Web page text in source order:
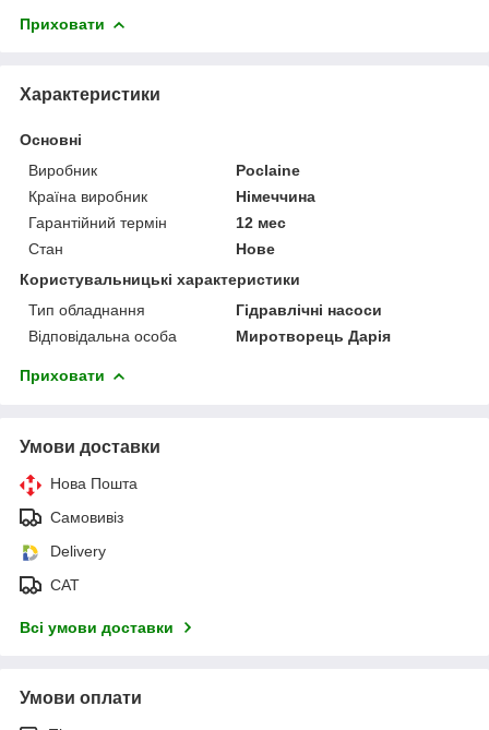
Приховати
Характеристики
Основні
Виробник
Poclaine
Країна виробник
Німеччина
Гарантійний термін
12 мес
Стан
Нове
Користувальницькі характеристики
Тип обладнання
Гідравлічні насоси
Відповідальна особа
Миротворець Дарія
Приховати
Умови доставки
Нова Пошта
Самовивіз
Delivery
САТ
Всі умови доставки
Умови оплати